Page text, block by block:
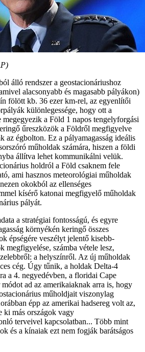
álló rendszer a geostacionáriushoz
alacsonyabb és magasabb pályákon)
fölött kb. 36 ezer km-rel, az egyenlítői
különlegessége, hogy ott a
a Föld 1 napos tengelyforgási
űreszközök a Földről megfigyelve
az égbolton. Ez a pályamagasság ideális
műholdak számára, hiszen a földi
állítva lehet kommunikálni velük.
holdról a Föld csaknem fele
ami hasznos meteorológiai műholdak
okokból az ellenséges
kísérő katonai megfigyelő műholdak
pályát.
a stratégiai fontosságú, és egyre
környékén keringő összes
épségére veszélyt jelentő kisebb-
megfigyelése, számba vétele lesz,
a helyszínről. Az új műholdak
cég. Úgy tűnik, a holdak Delta-4
a 4. negyedévben, a floridai Cape
ad az amerikaiaknak arra is, hogy
műholdjait viszonylag
épp az amerikai hadsereg volt az,
ki más országok vagy
terveivel kapcsolatban... Több mint
és a kínaiak ezt nem fogják barátságos